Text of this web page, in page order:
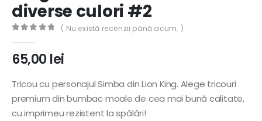
diverse culori #2
( Nu există recenzii până acum. )
65,00 lei
Tricou cu personajul Simba din Lion King. Alege tricouri
premium din bumbac moale de cea mai bună calitate,
cu imprimeu rezistent la spălări!